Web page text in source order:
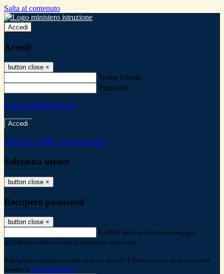
Salta al contenuto
Accedi
Accedi
button close ×
Nome Utente
Password
Password dimenticata?
-
Entra con SPID Entra con CIE
Seleziona utente
button close ×
Recupero password
button close ×
E-mail Verrà inviato un messaggio
all'indirizzo indicato con le istruzioni necessarie.
Non hai una e-mail associata al nome utente? Effettua il reset della password
tramite la Login Spaggiari